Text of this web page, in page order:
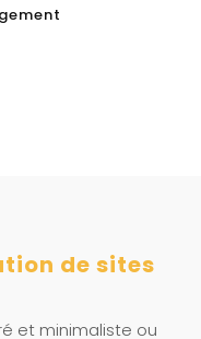
de sites
et minimaliste ou